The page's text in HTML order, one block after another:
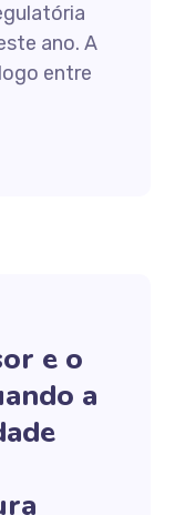
ano. A
entre
e o
a